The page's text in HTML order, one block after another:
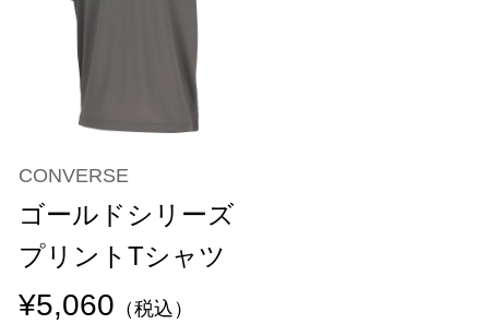
CONVERSE
ゴールドシリーズ
プリントTシャツ
¥5,060 （税込）